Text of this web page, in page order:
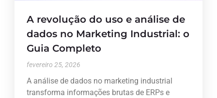
A revolução do uso e análise de
dados no Marketing Industrial: o
Guia Completo
fevereiro 25, 2026
A análise de dados no marketing industrial
transforma informações brutas de ERPs e